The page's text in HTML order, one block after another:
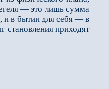
— это лишь сумма
и в бытии для себя — в
становления приходят